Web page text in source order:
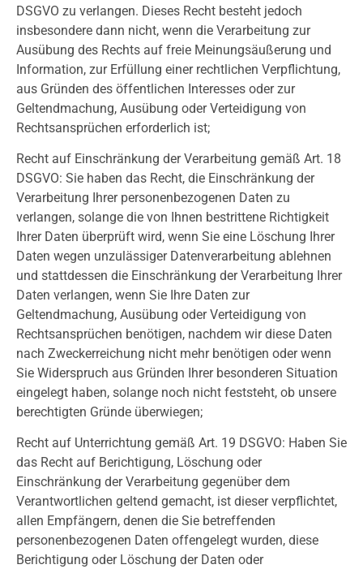
DSGVO zu verlangen. Dieses Recht besteht jedoch
insbesondere dann nicht, wenn die Verarbeitung zur
Ausübung des Rechts auf freie Meinungsäußerung und
Information, zur Erfüllung einer rechtlichen Verpflichtung,
aus Gründen des öffentlichen Interesses oder zur
Geltendmachung, Ausübung oder Verteidigung von
Rechtsansprüchen erforderlich ist;
Recht auf Einschränkung der Verarbeitung gemäß Art. 18
DSGVO: Sie haben das Recht, die Einschränkung der
Verarbeitung Ihrer personenbezogenen Daten zu
verlangen, solange die von Ihnen bestrittene Richtigkeit
Ihrer Daten überprüft wird, wenn Sie eine Löschung Ihrer
Daten wegen unzulässiger Datenverarbeitung ablehnen
und stattdessen die Einschränkung der Verarbeitung Ihrer
Daten verlangen, wenn Sie Ihre Daten zur
Geltendmachung, Ausübung oder Verteidigung von
Rechtsansprüchen benötigen, nachdem wir diese Daten
nach Zweckerreichung nicht mehr benötigen oder wenn
Sie Widerspruch aus Gründen Ihrer besonderen Situation
eingelegt haben, solange noch nicht feststeht, ob unsere
berechtigten Gründe überwiegen;
Recht auf Unterrichtung gemäß Art. 19 DSGVO: Haben Sie
das Recht auf Berichtigung, Löschung oder
Einschränkung der Verarbeitung gegenüber dem
Verantwortlichen geltend gemacht, ist dieser verpflichtet,
allen Empfängern, denen die Sie betreffenden
personenbezogenen Daten offengelegt wurden, diese
Berichtigung oder Löschung der Daten oder